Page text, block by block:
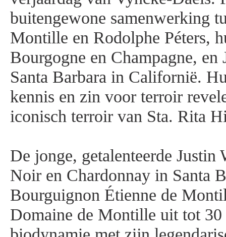
buitengewone samenwerking
Montille en Rodolphe Péters,
Bourgogne en Champagne,
Santa Barbara in Californië.
kennis en zin voor terroir
iconisch terroir van Sta. Rita
De jonge, getalenteerde
Noir en Chardonnay in Santa
Bourguignon Étienne de
Domaine de Montille uit tot 30